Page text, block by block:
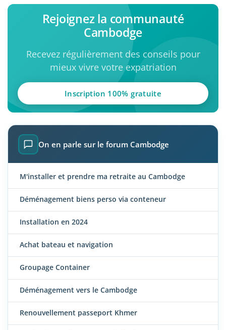
Rejoignez la communauté
Cambodge
Recevez régulièrement des conseils pour
mieux vivre votre expatriation
Inscription 100% gratuite
On en parle sur le forum Cambodge
M'installer et prendre ma retraite au Cambodge
Déménagement biens perso via conteneur
Installation en 2024
Achat bateau et navigation
Groupage Container
Déménagement vers le Cambodge
Renouvellement passeport Khmer